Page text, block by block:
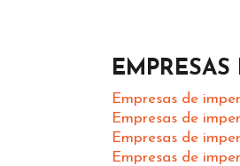
Empresas de
Empresas de
Empresas de
Empresas de